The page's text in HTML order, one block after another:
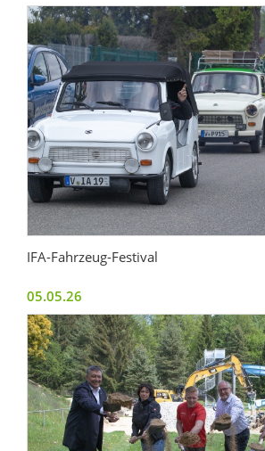
IFA-Fahrzeug-Festival
05.05.26